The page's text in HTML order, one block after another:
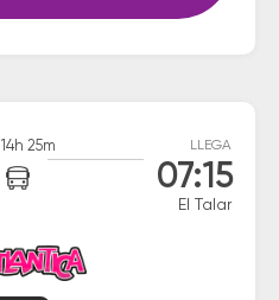
14h 25m LLEGA
07:15
El Talar